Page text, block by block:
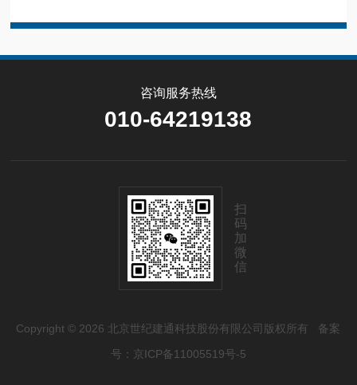
咨询服务热线
010-64219138
扫
码
加
微
信
Copyright © 2026 北京世纪建通科技股份有限公司版权所有 备案
号：京ICP备11005519号-5